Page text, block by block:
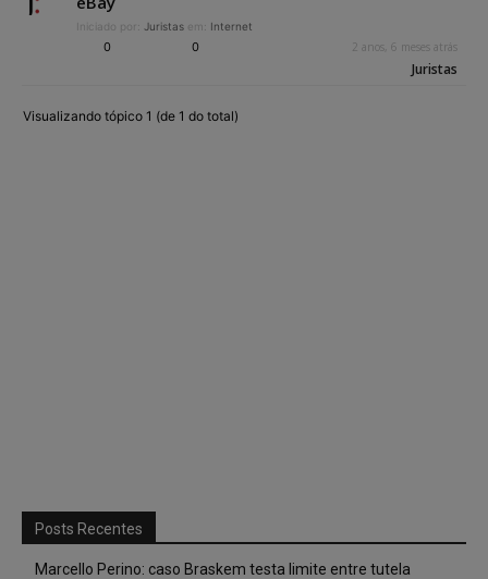
Iniciado por: Juristas em: Internet
0 0 2 anos, 6 meses atrás
Juristas
Visualizando tópico 1 (de 1 do total)
Posts Recentes
Marcello Perino: caso Braskem testa limite entre tutela